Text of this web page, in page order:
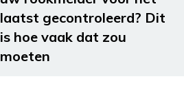
laatst gecontroleerd? Dit
is hoe vaak dat zou
moeten